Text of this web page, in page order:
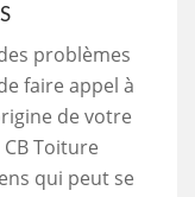
problèmes
faire appel à
de votre
Toiture
qui peut se